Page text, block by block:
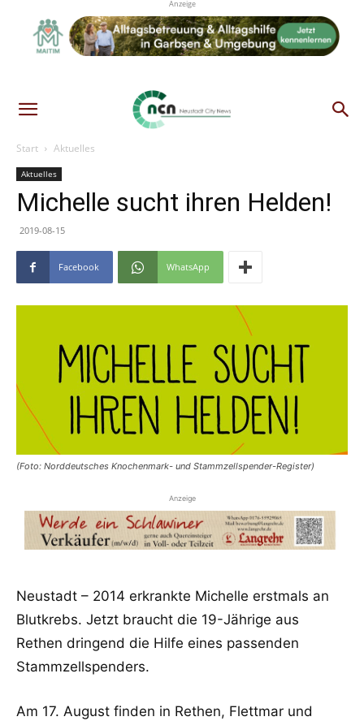
Anzeige
Start Aktuelles
Aktuelles
Michelle sucht ihren Helden!
2019-08-15
Facebook WhatsApp
(Foto: Norddeutsches Knochenmark- und Stammzellspender-Register)
Anzeige
Neustadt – 2014 erkrankte Michelle erstmals an
Blutkrebs. Jetzt braucht die 19-Jährige aus
Rethen dringend die Hilfe eines passenden
Stammzellspenders.
Am 17. August finden in Rethen, Flettmar und